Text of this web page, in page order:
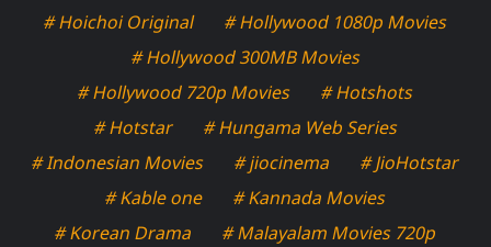
# Hoichoi Original
# Hollywood 1080p Movies
# Hollywood 300MB Movies
# Hollywood 720p Movies
# Hotshots
# Hotstar
# Hungama Web Series
# Indonesian Movies
# jiocinema
# JioHotstar
# Kable one
# Kannada Movies
# Korean Drama
# Malayalam Movies 720p